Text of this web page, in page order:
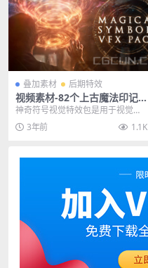
叠加素材 后期特效
视频素材-82个上古魔法印记
魔法护盾战斗火花4K特效视频
合成素材
神奇符号视觉特效包是用于视觉特
效合成和图形设计的 80 个素材资源
的集合。这些资...
3年前 1.1K